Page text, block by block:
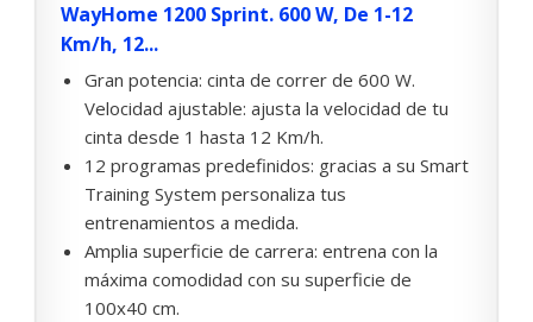
WayHome 1200 Sprint. 600 W, De 1-12
Km/h, 12...
Gran potencia: cinta de correr de 600 W.
Velocidad ajustable: ajusta la velocidad de tu
cinta desde 1 hasta 12 Km/h.
12 programas predefinidos: gracias a su Smart
Training System personaliza tus
entrenamientos a medida.
Amplia superficie de carrera: entrena con la
máxima comodidad con su superficie de
100x40 cm.